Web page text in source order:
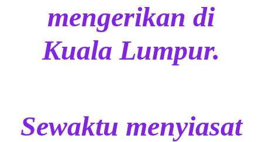
mengerikan di
Kuala Lumpur.
Sewaktu menyiasat